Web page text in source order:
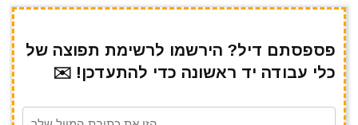
e
b
o
te
r
l
s
A
p
gr
a
m
e
פספסתם דיל? הירשמו לרשימת תפוצה של
כלי עבודה יד ראשונה כדי להתעדכן! ✉️